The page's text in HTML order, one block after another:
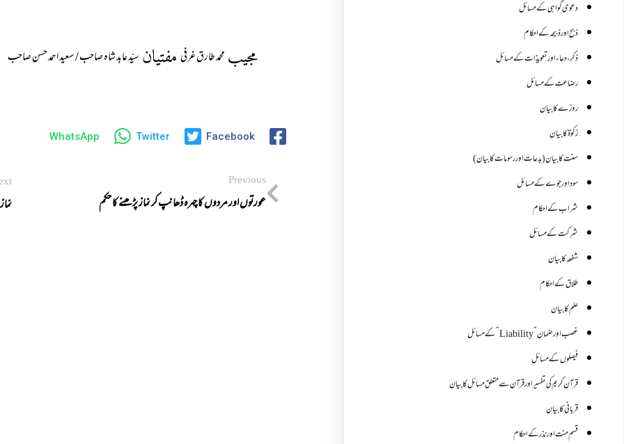
مجیب محمد طارق غرفی مفتیان سیّد عابد شاہ صاحب / سعید احمد حسن صاحب
Facebook
Twitter
WhatsApp
Previous
عورتوں اور مردوں کا چہرہ ڈھانپ کر نماز پڑھنے کا حکم
دعوی گواہی کے مسائل
ذبح اور ذبیحہ کے احکام
ذکر،دعاء اور تعویذات کے مسائل
رضاعت کے مسائل
روزے کا بیان
زکوة کابیان
سنت کا بیان (بدعات اور رسومات کا بیان)
سود اور جوے کے مسائل
شراب کے احکام
شرکت کے مسائل
شفعہ کا بیان
طلاق کے احکام
علم کا بیان
غصب اورضمان”Liability” کے مسائل
فیصلوں کے مسائل
قرآن کریم کی تفسیر اور قرآن سے متعلق مسائل کا بیان
قربانی کا بیان
قسم منت اور نذر کے احکام